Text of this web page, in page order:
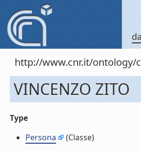
http://www.cnr.it/ontology/
VINCENZO ZITO
Type
Persona
(Classe)